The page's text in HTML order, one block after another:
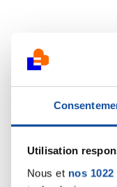
Utilisation
Nous et nos